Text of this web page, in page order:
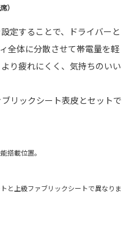
）
定することで、ドライバーと
全体に分散させて帯電量を軽
り疲れにくく、気持ちのいい
リックシート表皮とセットで
搭載位置。
と上級ファブリックシートで異なりま